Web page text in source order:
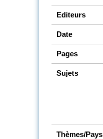
Editeurs
Date
Pages
Sujets
Thèmes/Pays